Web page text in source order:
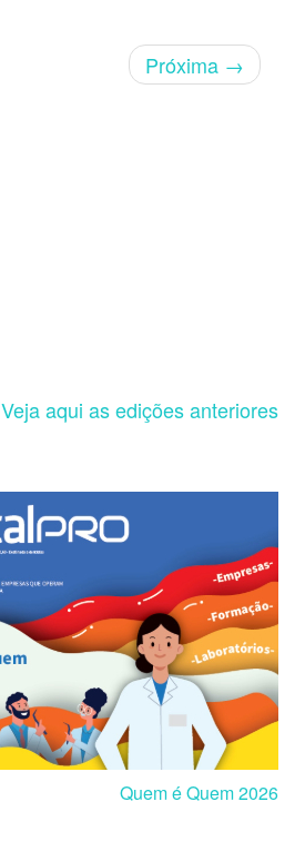
Próxima →
Veja aqui as edições anteriores
Quem é Quem 2026